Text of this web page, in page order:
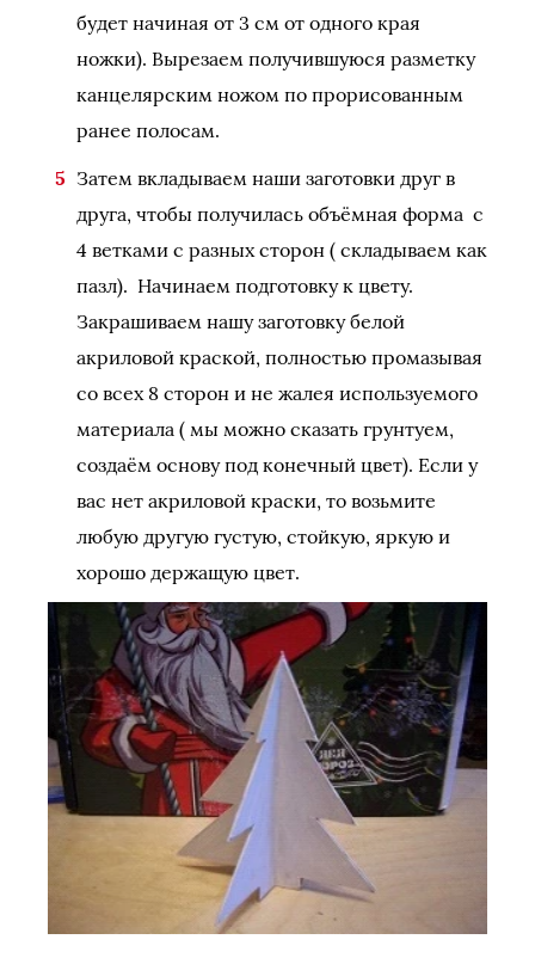
будет начиная от 3 см от одного края
ножки). Вырезаем получившуюся разметку
канцелярским ножом по прорисованным
ранее полосам.
Затем вкладываем наши заготовки друг в
друга, чтобы получилась объёмная форма с
4 ветками с разных сторон ( складываем как
пазл). Начинаем подготовку к цвету.
Закрашиваем нашу заготовку белой
акриловой краской, полностью промазывая
со всех 8 сторон и не жалея используемого
материала ( мы можно сказать грунтуем,
создаём основу под конечный цвет). Если у
вас нет акриловой краски, то возьмите
любую другую густую, стойкую, яркую и
хорошо держащую цвет.